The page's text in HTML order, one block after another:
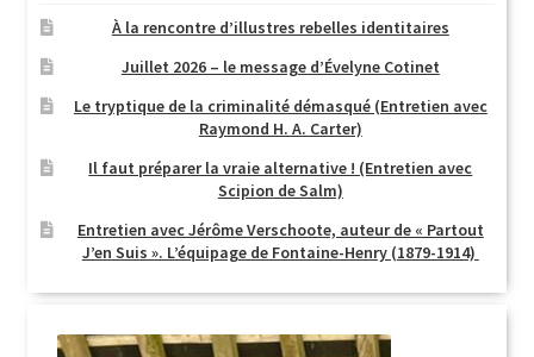
À la rencontre d’illustres rebelles identitaires
Juillet 2026 – le message d’Évelyne Cotinet
Le tryptique de la criminalité démasqué (Entretien avec
Raymond H. A. Carter)
Il faut préparer la vraie alternative ! (Entretien avec
Scipion de Salm)
Entretien avec Jérôme Verschoote, auteur de « Partout
J’en Suis ». L’équipage de Fontaine-Henry (1879-1914)